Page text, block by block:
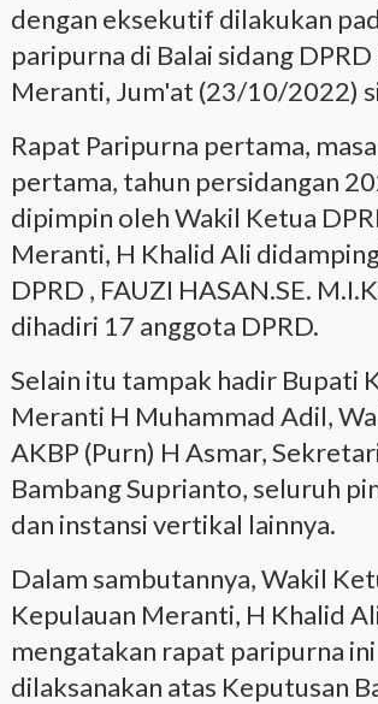
dengan eksekutif dilakukan
paripurna di Balai sidang
Meranti, Jum'at (23/10/2022)
Rapat Paripurna pertama,
pertama, tahun persidangan
dipimpin oleh Wakil Ketua
Meranti, H Khalid Ali
DPRD , FAUZI HASAN.SE.
dihadiri 17 anggota DPRD.
Selain itu tampak hadir Bupati
Meranti H Muhammad Adil,
AKBP (Purn) H Asmar,
Bambang Suprianto, seluruh
dan instansi vertikal lainnya.
Dalam sambutannya, Wakil
Kepulauan Meranti, H Khalid
mengatakan rapat paripurna ini
dilaksanakan atas Keputusan